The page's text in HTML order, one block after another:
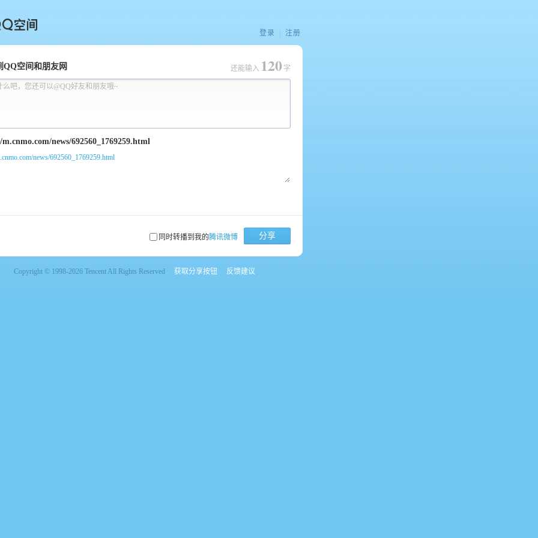
间
登录 注册
QQ空间和朋友网
么吧，您还可以@QQ好友和朋友哦~
还能输入 120 字
news/692560_1769259.html
同时转播到我的腾讯微博 分享
Copyright © 1998-2026 Tencent All Rights Reserved 获取分享按钮 反馈建议